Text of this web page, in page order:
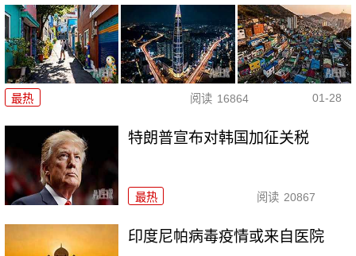
最热 阅读 16864 01-28
特朗普宣布对韩国加征关税
最热 阅读 20867
印度尼帕病毒疫情或来自医院